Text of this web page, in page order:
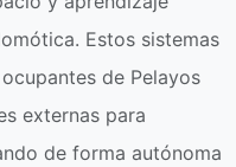
Estos sistemas
de Pelayos
externas para
de forma autónoma